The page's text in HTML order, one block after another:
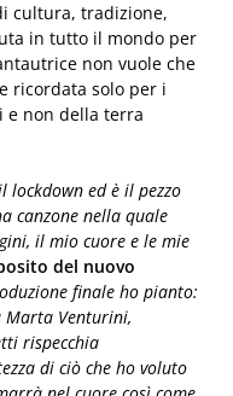
cultura, tradizione,
in tutto il mondo per
non vuole che
ricordata solo per i
e non della terra
lockdown ed è il pezzo
canzone nella quale
il mio cuore e le mie
del nuovo
finale ho pianto:
Marta Venturini,
rispecchia
di ciò che ho voluto